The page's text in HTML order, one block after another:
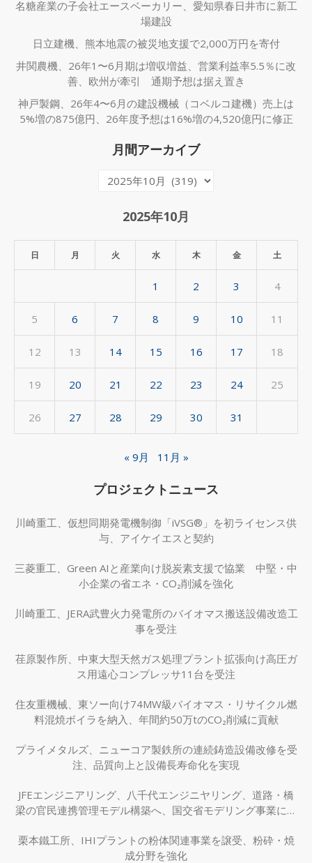
名糖産業の子会社エースベーカリー、愛知県春日井市に新工
場建設
日立建機、熊本地震の被災地支援で2,000万円を寄付
井関農機、26年1〜6月期は増収増益、営業利益率5.5％に改
善、欧州が牽引 通期予想は据え置き
神戸製鋼、26年4〜6月の建設機械（コベルコ建機）売上は
5%増の875億円、26年度予想は16%増の4,520億円に修正
月間アーカイブ
イ
2025年10月
日 月 火 水 木 金 土
1 2 3 4
5 6 7 8 9 10 11
12 13 14 15 16 17 18
19 20 21 22 23 24 25
26 27 28 29 30 31
« 9月 11月 »
プロジェクトニュース
川崎重工、仮想同期発電機制御「iVSG®」を初ライセンス供
与、アイケイエスと契約
三菱重工、Green AIと産業向け脱炭素支援で協業 中堅・中
小企業の省エネ・CO₂削減を強化
川崎重工、JERA武豊火力発電所のバイオマス搬送設備改造工
事を受注
荏原製作所、中東大型天然ガス処理プラント拡張向け高圧ガ
ス用遠心コンプレッサ11台を受注
住友重機械、東ソー向け74MW級バイオマス・リサイクル燃
料混焼ボイラを納入、年間約50万tのCO₂削減に貢献
プライメタルズ、ニューコア製鉄所の連続鋳造設備改修を受
注、品質向上と設備長寿命化を実現
JFEエンジニアリング、八千代エンジニヤリング、道路・橋
梁の官民連携管理モデル構築へ、国交省モデリング事業に採
栗本鐵工所、IHIプラントの粉体関連事業を譲受、粉砕・焼
成分野を強化